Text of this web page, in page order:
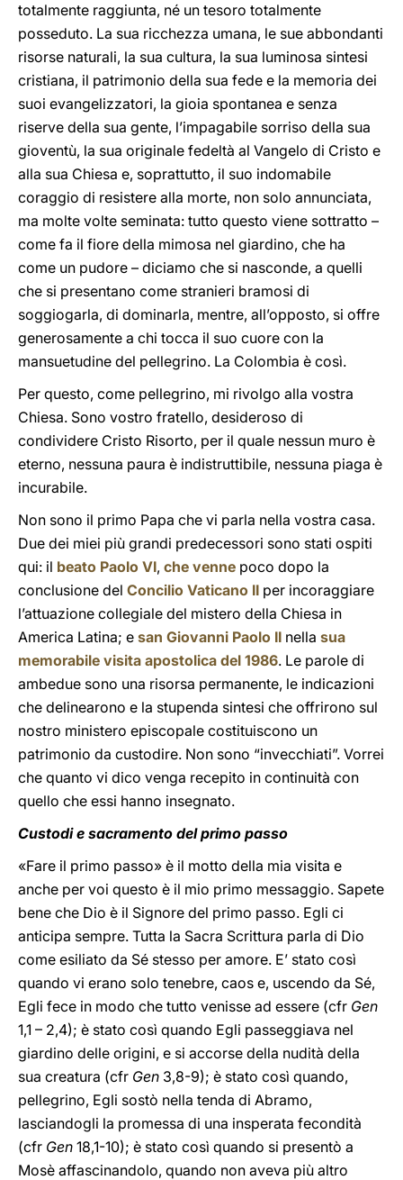
totalmente raggiunta, né un tesoro totalmente
posseduto. La sua ricchezza umana, le sue abbondanti
risorse naturali, la sua cultura, la sua luminosa sintesi
cristiana, il patrimonio della sua fede e la memoria dei
suoi evangelizzatori, la gioia spontanea e senza
riserve della sua gente, l’impagabile sorriso della sua
gioventù, la sua originale fedeltà al Vangelo di Cristo e
alla sua Chiesa e, soprattutto, il suo indomabile
coraggio di resistere alla morte, non solo annunciata,
ma molte volte seminata: tutto questo viene sottratto –
come fa il fiore della mimosa nel giardino, che ha
come un pudore – diciamo che si nasconde, a quelli
che si presentano come stranieri bramosi di
soggiogarla, di dominarla, mentre, all’opposto, si offre
generosamente a chi tocca il suo cuore con la
mansuetudine del pellegrino. La Colombia è così.
Per questo, come pellegrino, mi rivolgo alla vostra
Chiesa. Sono vostro fratello, desideroso di
condividere Cristo Risorto, per il quale nessun muro è
eterno, nessuna paura è indistruttibile, nessuna piaga è
incurabile.
Non sono il primo Papa che vi parla nella vostra casa.
Due dei miei più grandi predecessori sono stati ospiti
qui: il beato Paolo VI, che venne poco dopo la
conclusione del Concilio Vaticano II per incoraggiare
l’attuazione collegiale del mistero della Chiesa in
America Latina; e san Giovanni Paolo II nella sua
memorabile visita apostolica del 1986. Le parole di
ambedue sono una risorsa permanente, le indicazioni
che delinearono e la stupenda sintesi che offrirono sul
nostro ministero episcopale costituiscono un
patrimonio da custodire. Non sono “invecchiati”. Vorrei
che quanto vi dico venga recepito in continuità con
quello che essi hanno insegnato.
Custodi e sacramento del primo passo
«Fare il primo passo» è il motto della mia visita e
anche per voi questo è il mio primo messaggio. Sapete
bene che Dio è il Signore del primo passo. Egli ci
anticipa sempre. Tutta la Sacra Scrittura parla di Dio
come esiliato da Sé stesso per amore. E’ stato così
quando vi erano solo tenebre, caos e, uscendo da Sé,
Egli fece in modo che tutto venisse ad essere (cfr Gen
1,1 – 2,4); è stato così quando Egli passeggiava nel
giardino delle origini, e si accorse della nudità della
sua creatura (cfr Gen 3,8-9); è stato così quando,
pellegrino, Egli sostò nella tenda di Abramo,
lasciandogli la promessa di una insperata fecondità
(cfr Gen 18,1-10); è stato così quando si presentò a
Mosè affascinandolo, quando non aveva più altro